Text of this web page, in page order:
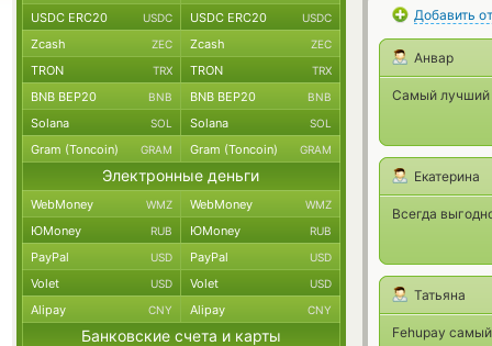
Добавить
Анвар
Самый лучший
Екатерина
Всегда
Татьяна
Fehupay
USDC ERC20 USDC USDC ERC20 USDC
Zcash ZEC Zcash ZEC
TRON TRX TRON TRX
BNB BEP20 BNB BNB BEP20 BNB
Solana SOL Solana SOL
Gram (Toncoin) GRAM Gram (Toncoin) GRAM
Электронные деньги
WebMoney WMZ WebMoney WMZ
ЮMoney RUB ЮMoney RUB
PayPal USD PayPal USD
Volet USD Volet USD
Alipay CNY Alipay CNY
Банковские счета и карты